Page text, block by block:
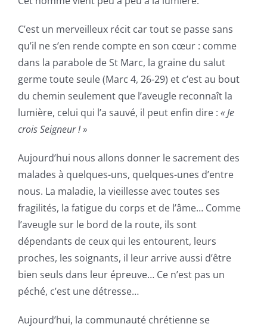
C’est un merveilleux récit car tout se passe sans
qu’il ne s’en rende compte en son cœur : comme
dans la parabole de St Marc, la graine du salut
germe toute seule (Marc 4, 26-29) et c’est au bout
du chemin seulement que l’aveugle reconnaît la
lumière, celui qui l’a sauvé, il peut enfin dire : « Je
crois Seigneur ! »
Aujourd’hui nous allons donner le sacrement des
malades à quelques-uns, quelques-unes d’entre
nous. La maladie, la vieillesse avec toutes ses
fragilités, la fatigue du corps et de l’âme… Comme
l’aveugle sur le bord de la route, ils sont
dépendants de ceux qui les entourent, leurs
proches, les soignants, il leur arrive aussi d’être
bien seuls dans leur épreuve… Ce n’est pas un
péché, c’est une détresse…
Aujourd’hui, la communauté chrétienne se